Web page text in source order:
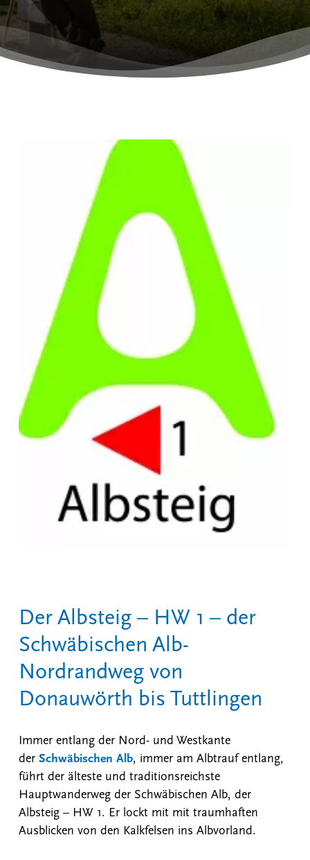
Der Albsteig – HW 1 – der
Schwäbischen Alb-
Nordrandweg von
Donauwörth bis Tuttlingen
Immer entlang der Nord- und Westkante
der Schwäbischen Alb, immer am Albtrauf entlang,
führt der älteste und traditionsreichste
Hauptwanderweg der Schwäbischen Alb, der
Albsteig – HW 1. Er lockt mit mit traumhaften
Ausblicken von den Kalkfelsen ins Albvorland.